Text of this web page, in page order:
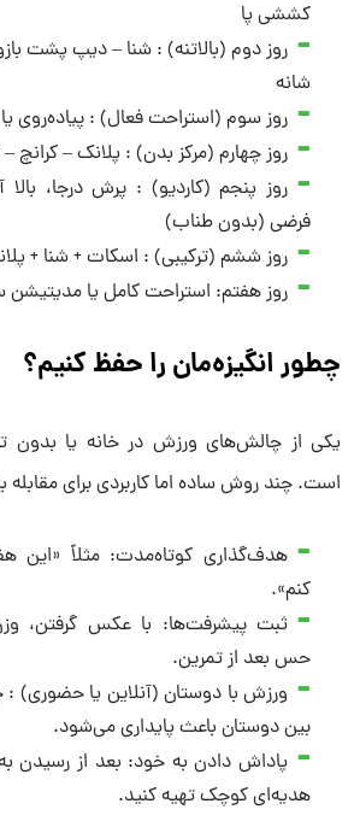
کششی پا
روز دوم (بالاتنه) : شنا – دیپ پشت
شانه
روز سوم (استراحت فعال) : پیاده‌روی
روز چهارم (مرکز بدن) : پلانک – کرانچ
روز پنجم (کاردیو) : پرش درجا، بالا
فرضی (بدون طناب)
روز ششم (ترکیبی) : اسکات + شنا +
روز هفتم: استراحت کامل یا
چطور انگیزه‌مان را حفظ کنیم؟
یکی از چالش‌های ورزش در خانه یا بدون
است. چند روش ساده اما کاربردی برای مقابله
کنم».
ثبت پیشرفت‌ها: با عکس گرفتن،
حس بعد از تمرین.
ورزش با دوستان (آنلاین یا
بین دوستان باعث پایداری می‌شود.
پاداش دادن به خود: بعد از رسیدن
هدیه‌ای کوچک تهیه کنید.